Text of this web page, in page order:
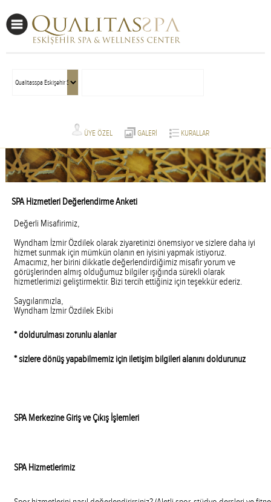
ÜYE ÖZEL GALERİ KURALLAR
SPA Hizmetleri Değerlendirme Anketi
Değerli Misafirimiz,
Wyndham İzmir Özdilek olarak ziyaretinizi önemsiyor ve sizlere daha iyi
hizmet sunmak için mümkün olanın en iyisini yapmak istiyoruz.
Amacımız, her birini dikkatle değerlendirdiğimiz misafir yorum ve
görüşlerinden almış olduğumuz bilgiler ışığında sürekli olarak
hizmetlerimizi geliştirmektir. Bizi tercih ettiğiniz için teşekkür ederiz.
Saygılarımızla,
Wyndham İzmir Özdilek Ekibi
* doldurulması zorunlu alanlar
* sizlere dönüş yapabilmemiz için iletişim bilgileri alanını doldurunuz
SPA Merkezine Giriş ve Çıkış İşlemleri
SPA Hizmetlerimiz